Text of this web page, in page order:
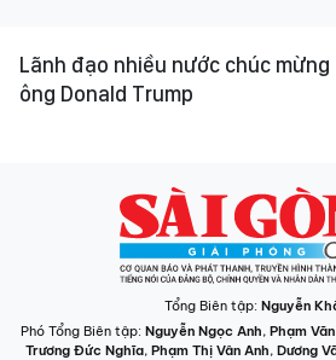
Lãnh đạo nhiều nước chúc mừng
ông Donald Trump
Tổng Biên tập: Nguyễn
Phó Tổng Biên tập: Nguyễn Ngọc Anh, Phạm
Trương Đức Nghĩa, Phạm Thị Vân Anh, Dương